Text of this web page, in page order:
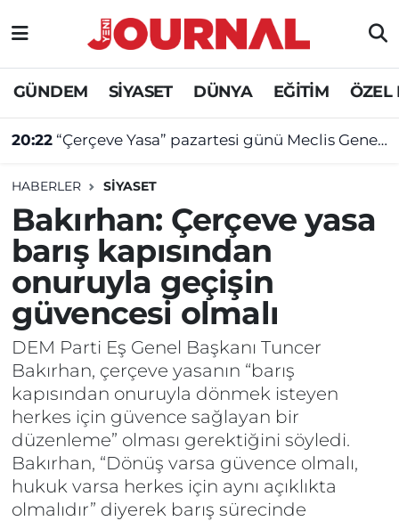
GÜNDEM SİYASET DÜNYA EĞİTİM ÖZEL
20:22 “Çerçeve Yasa” pazartesi günü Meclis Genel Kurulu’nda görüşülecek
HABERLER SİYASET
Bakırhan: Çerçeve yasa
barış kapısından
onuruyla geçişin
güvencesi olmalı
DEM Parti Eş Genel Başkanı Tuncer
Bakırhan, çerçeve yasanın “barış
kapısından onuruyla dönmek isteyen
herkes için güvence sağlayan bir
düzenleme” olması gerektiğini söyledi.
Bakırhan, “Dönüş varsa güvence olmalı,
hukuk varsa herkes için aynı açıklıkta
olmalıdır” diyerek barış sürecinde
GÜNDEM
SİYASET
DÜNYA
EĞİTİM
ÖZEL HABER
Nöbetçi Eczaneler
Hava Durumu
Süper Lig Puan Durumu ve Fikstür
Tüm Manşetler
Son Dakika Haberleri
Haber Arşivi